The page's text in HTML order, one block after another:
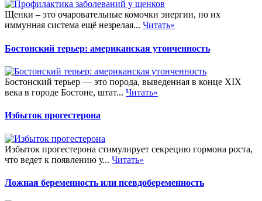
Щенки – это очаровательные комочки энергии, но их
иммунная система ещё незрелая... Читать»
Бостонский терьер: американская утонченность
Бостонский терьер — это порода, выведенная в конце XIX
века в городе Бостоне, штат... Читать»
Избыток прогестерона
Избыток прогестерона стимулирует секрецию гормона роста,
что ведет к появлению у... Читать»
Ложная беременность или псевдобеременность